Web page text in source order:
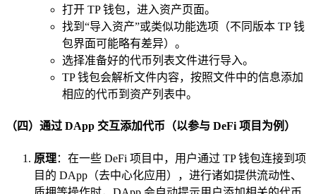
打开 TP 钱包，进入资产页面。
找到“导入资产”或类似功能选项（不同版本 TP 钱
包界面可能略有差异）。
选择准备好的代币列表文件进行导入。
TP 钱包会解析文件内容，按照文件中的信息添加
相应的代币到资产列表中。
（四）通过 DApp 交互添加代币（以参与 DeFi 项目为例）
原理：在一些 DeFi 项目中，用户通过 TP 钱包连接到项
目的 DApp（去中心化应用），进行诸如提供流动性、